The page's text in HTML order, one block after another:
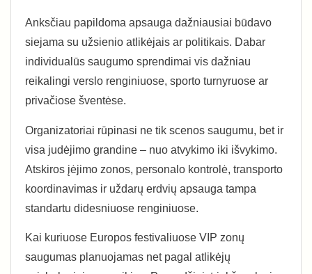
Anksčiau papildoma apsauga dažniausiai būdavo
siejama su užsienio atlikėjais ar politikais. Dabar
individualūs saugumo sprendimai vis dažniau
reikalingi verslo renginiuose, sporto turnyruose ar
privačiose šventėse.
Organizatoriai rūpinasi ne tik scenos saugumu, bet ir
visa judėjimo grandine – nuo atvykimo iki išvykimo.
Atskiros įėjimo zonos, personalo kontrolė, transporto
koordinavimas ir uždarų erdvių apsauga tampa
standartu didesniuose renginiuose.
Kai kuriuose Europos festivaliuose VIP zonų
saugumas planuojamas net pagal atlikėjų